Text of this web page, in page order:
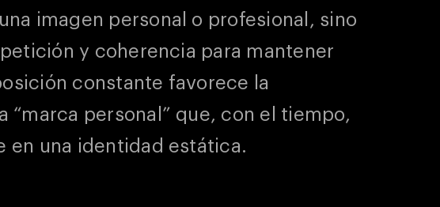
imagen personal o profesional, sino
y coherencia para mantener
constante favorece la
“marca personal” que, con el tiempo,
en una identidad estática.